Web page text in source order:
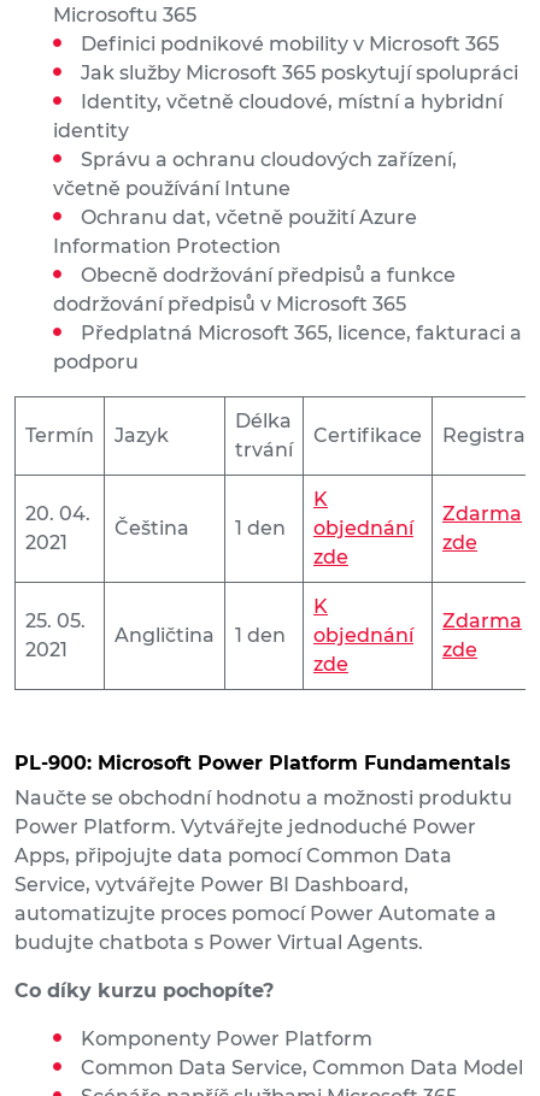
Microsoftu 365
Definici podnikové mobility v Microsoft 365
Jak služby Microsoft 365 poskytují spolupráci
Identity, včetně cloudové, místní a hybridní
identity
Správu a ochranu cloudových zařízení,
včetně používání Intune
Ochranu dat, včetně použití Azure
Information Protection
Obecně dodržování předpisů a funkce
dodržování předpisů v Microsoft 365
Předplatná Microsoft 365, licence, fakturaci a
podporu
Termín Jazyk
Délka
trvání
Certifikace
20. 04.
2021
Čeština 1 den
K
objednání
zde
Zdarma
zde
25. 05.
2021
Angličtina 1 den
K
objednání
zde
Zdarma
zde
PL-900: Microsoft Power Platform Fundamentals
Naučte se obchodní hodnotu a možnosti produktu
Power Platform. Vytvářejte jednoduché Power
Apps, připojujte data pomocí Common Data
Service, vytvářejte Power BI Dashboard,
automatizujte proces pomocí Power Automate a
budujte chatbota s Power Virtual Agents.
Co díky kurzu pochopíte?
Komponenty Power Platform
Common Data Service, Common Data Model